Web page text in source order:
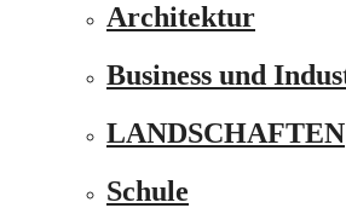
Architektur
Business und
LANDSCHAFTEN
Schule